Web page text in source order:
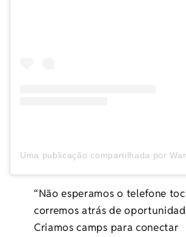
“Não esperamos o telefone
corremos atrás de
Criamos camps para conectar